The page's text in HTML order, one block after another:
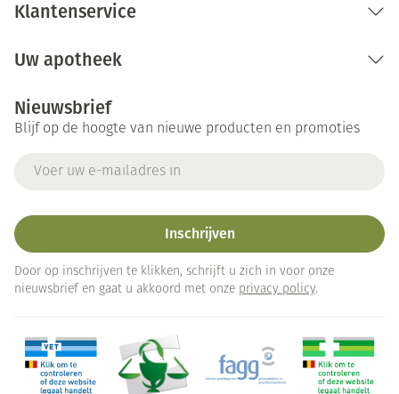
Klantenservice
Uw apotheek
Nieuwsbrief
Blijf op de hoogte van nieuwe producten en promoties
Inschrijven
Door op inschrijven te klikken, schrijft u zich in voor onze
nieuwsbrief en gaat u akkoord met onze privacy policy.